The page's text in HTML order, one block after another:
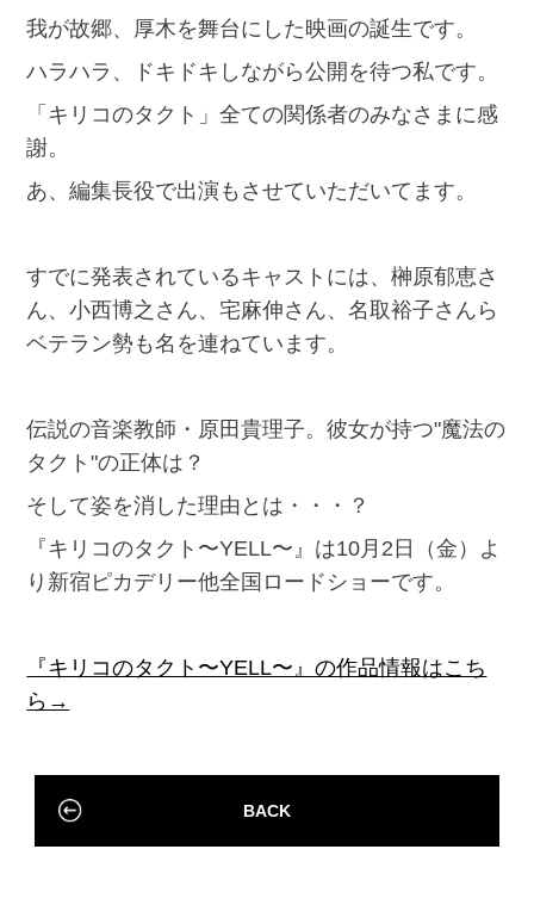
我が故郷、厚⽊を舞台にした映画の誕⽣です。
ハラハラ、ドキドキしながら公開を待つ私です。
「キリコのタクト」全ての関係者のみなさまに感
謝。
あ、編集⻑役で出演もさせていただいてます。
すでに発表されているキャストには、榊原郁恵さ
ん、小西博之さん、宅麻伸さん、名取裕子さんら
ベテラン勢も名を連ねています。
伝説の音楽教師・原田貴理子。彼女が持つ"魔法の
タクト"の正体は？
そして姿を消した理由とは・・・？
『キリコのタクト〜YELL〜』は10月2日（金）よ
り新宿ピカデリー他全国ロードショーです。
『キリコのタクト〜YELL〜』の作品情報はこち
ら→
BACK